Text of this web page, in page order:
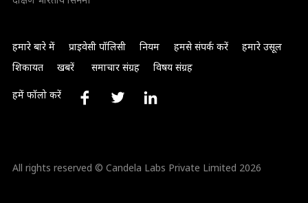
हमारे बारे में प्राइवेसी पॉलिसी नियम हमसे संपर्क करें
हमारे उसूल
शिकायत
खबरें समाचार संग्रह विषय संग्रह
हमें फॉलो करें
All rights reserved © Candela Labs Private Limited 2026